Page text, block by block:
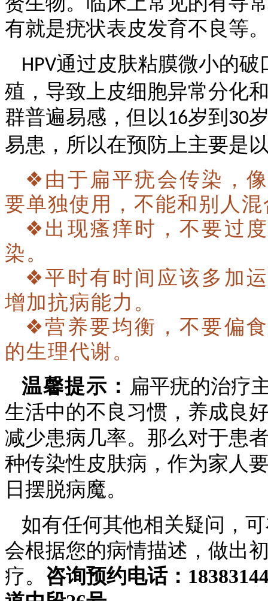
有就是疣状表皮发育不良等
HPV通过皮肤粘膜微小的
殖，导致上皮细胞异常分化
群普遍易感，但以16岁到 30
易患，所以在预防上主要是
❖由于扁平疣会传染，
要单独使用，不能和别人
❖出现瘙痒时，不要过
染。
❖平时有时间应该多加
增加抗病能力。
❖营养要均衡，不要偏
的生理代谢。
温馨提示： 扁平疣的治疗
生活中的不良习惯，养成良
减少患病几率。那么对于患
种传染性皮肤病，作为家人
日摆脱病魔。
如有任何其他相关疑问，
会根据您的病情描述，做出
疗。 咨询预约电话：